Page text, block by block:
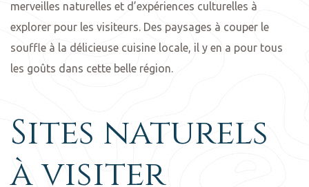
merveilles naturelles et d’expériences culturelles à
explorer pour les visiteurs. Des paysages à couper le
souffle à la délicieuse cuisine locale, il y en a pour tous
les goûts dans cette belle région.
Sites naturels
à visiter